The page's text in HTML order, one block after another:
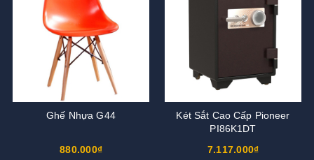
Ghế Nhựa G44
880.000₫
Két Sắt Cao Cấp Pioneer
PI86K1DT
7.117.000₫